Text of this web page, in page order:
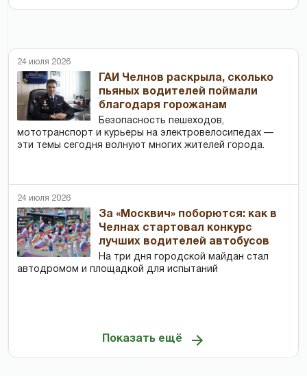
24 июля 2026
ГАИ Челнов раскрыла, сколько
пьяных водителей поймали
благодаря горожанам
Безопасность пешеходов,
мототранспорт и курьеры на электровелосипедах —
эти темы сегодня волнуют многих жителей города.
24 июля 2026
За «Москвич» поборются: как в
Челнах стартовал конкурс
лучших водителей автобусов
На три дня городской майдан стал
автодромом и площадкой для испытаний
Показать ещё